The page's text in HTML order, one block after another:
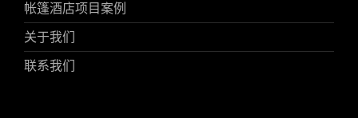
帐篷酒店项目案例
关于我们
联系我们